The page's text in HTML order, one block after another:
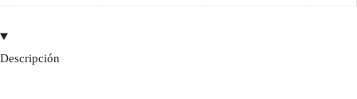
Descripción